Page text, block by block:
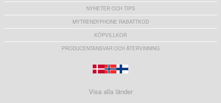
NYHETER OCH TIPS
MYTRENDYPHONE RABATTKOD
KÖPVILLKOR
PRODUCENTANSVAR OCH ÅTERVINNING
Visa alla länder